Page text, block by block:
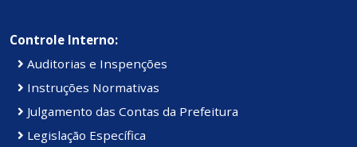
Controle Interno:
Auditorias e Inspenções
Instruções Normativas
Julgamento das Contas da Prefeitura
Legislação Específica